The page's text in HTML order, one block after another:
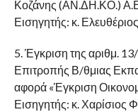
Κοζάνης (ΑΝ.ΔΗ.ΚΟ.)
Εισηγητής: κ.
5. Έγκριση της αριθμ.
Επιτροπής Β/θμιας
αφορά «Έγκριση
Εισηγητής: κ. Χαρίσιος